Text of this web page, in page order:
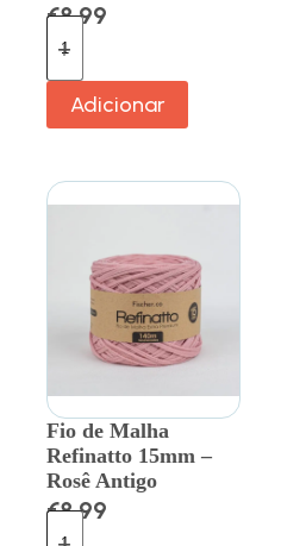
€8.99
Adicionar
Fio de Malha
Refinatto 15mm –
Rosê Antigo
€8.99